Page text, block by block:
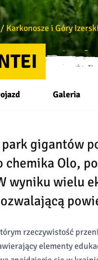
Karkonosze i Góry
Galeria
gigantów
chemika Olo,
wyniku wielu
rzeczywistość
elementy